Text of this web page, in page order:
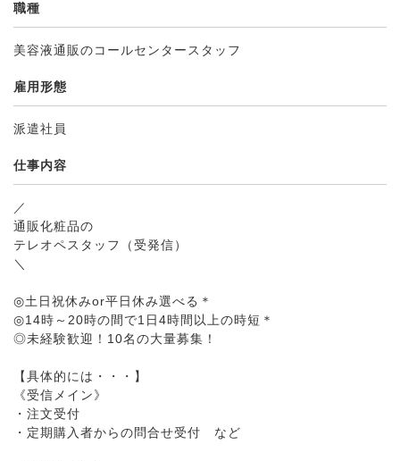
職種
美容液通販のコールセンタースタッフ
雇用形態
派遣社員
仕事内容
／
通販化粧品の
テレオペスタッフ（受発信）
＼
◎土日祝休みor平日休み選べる＊
◎14時～20時の間で1日4時間以上の時短＊
◎未経験歓迎！10名の大量募集！
【具体的には・・・】
《受信メイン》
・注文受付
・定期購入者からの問合せ受付 など